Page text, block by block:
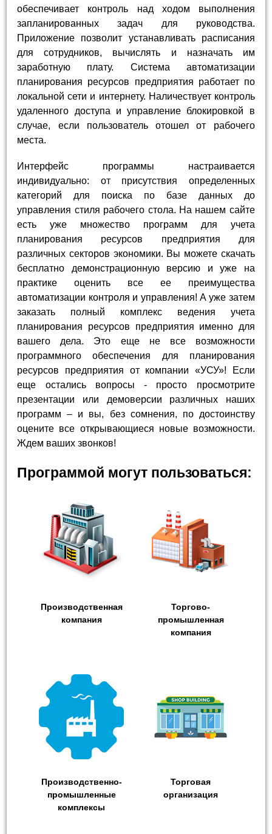
обеспечивает контроль над ходом выполнения
запланированных задач для руководства.
Приложение позволит устанавливать расписания
для сотрудников, вычислять и назначать им
заработную плату. Система автоматизации
планирования ресурсов предприятия работает по
локальной сети и интернету. Наличествует контроль
удаленного доступа и управление блокировкой в
случае, если пользователь отошел от рабочего
места.
Интерфейс программы настраивается
индивидуально: от присутствия определенных
категорий для поиска по базе данных до
управления стиля рабочего стола. На нашем сайте
есть уже множество программ для учета
планирования ресурсов предприятия для
различных секторов экономики. Вы можете скачать
бесплатно демонстрационную версию и уже на
практике оценить все ее преимущества
автоматизации контроля и управления! А уже затем
заказать полный комплекс ведения учета
планирования ресурсов предприятия именно для
вашего дела. Это еще не все возможности
программного обеспечения для планирования
ресурсов предприятия от компании «УСУ»! Если
еще остались вопросы - просто просмотрите
презентации или демоверсии различных наших
программ – и вы, без сомнения, по достоинству
оцените все открывающиеся новые возможности.
Ждем ваших звонков!
Программой могут пользоваться:
Производственная
компания
Торгово-
промышленная
компания
Производственно-
промышленные
комплексы
Торговая
организация